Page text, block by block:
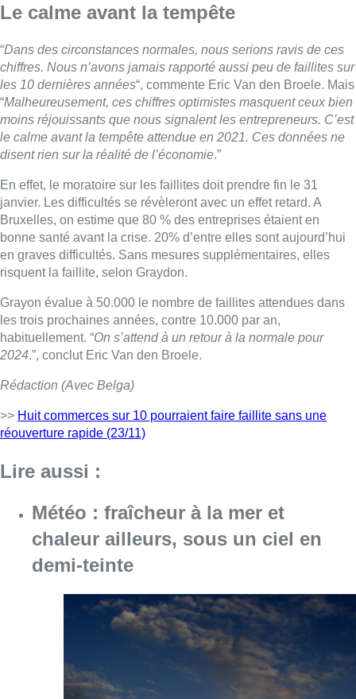
Le calme avant la tempête
“Dans des circonstances normales, nous serions ravis de ces
chiffres. Nous n’avons jamais rapporté aussi peu de faillites sur
les 10 dernières années“, commente Eric Van den Broele. Mais
“Malheureusement, ces chiffres optimistes masquent ceux bien
moins réjouissants que nous signalent les entrepreneurs. C’est
le calme avant la tempête attendue en 2021. Ces données ne
disent rien sur la réalité de l’économie.”
En effet, le moratoire sur les faillites doit prendre fin le 31
janvier. Les difficultés se révèleront avec un effet retard. A
Bruxelles, on estime que 80 % des entreprises étaient en
bonne santé avant la crise. 20% d’entre elles sont aujourd’hui
en graves difficultés. Sans mesures supplémentaires, elles
risquent la faillite, selon Graydon.
Grayon évalue à 50.000 le nombre de faillites attendues dans
les trois prochaines années, contre 10.000 par an,
habituellement. “On s’attend à un retour à la normale pour
2024.”, conclut Eric Van den Broele.
Rédaction (Avec Belga)
>> Huit commerces sur 10 pourraient faire faillite sans une
réouverture rapide (23/11)
Lire aussi :
Météo : fraîcheur à la mer et
chaleur ailleurs, sous un ciel en
demi-teinte